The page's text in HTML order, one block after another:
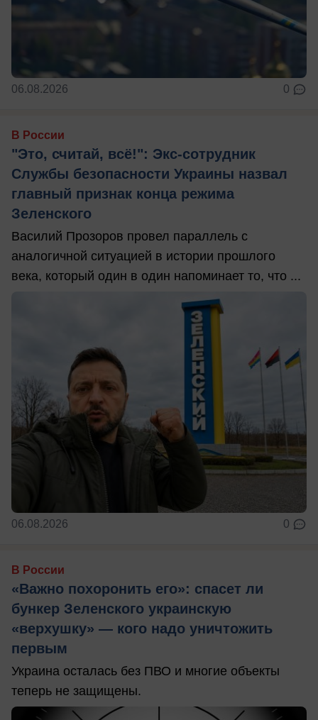
06.08.2026 0
В России
"Это, считай, всё!": Экс-сотрудник
Службы безопасности Украины назвал
главный признак конца режима
Зеленского
Василий Прозоров провел параллель с
аналогичной ситуацией в истории прошлого
века, который один в один напоминает то, что ...
06.08.2026 0
В России
«Важно похоронить его»: спасет ли
бункер Зеленского украинскую
«верхушку» — кого надо уничтожить
первым
Украина осталась без ПВО и многие объекты
теперь не защищены.